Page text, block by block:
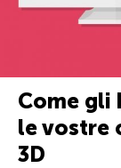
Come gli
le vostre
3D